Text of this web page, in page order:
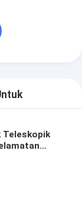
Teleskopik